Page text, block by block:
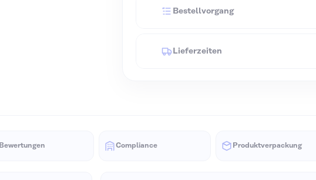
Bestellvorgang
Lieferzeiten
Bewertungen Compliance Produktverpackung